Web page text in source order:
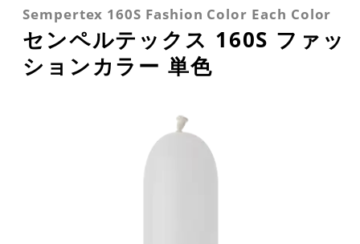
Sempertex 160S Fashion Color Each Color
センペルテックス 160S ファッ
ションカラー 単色